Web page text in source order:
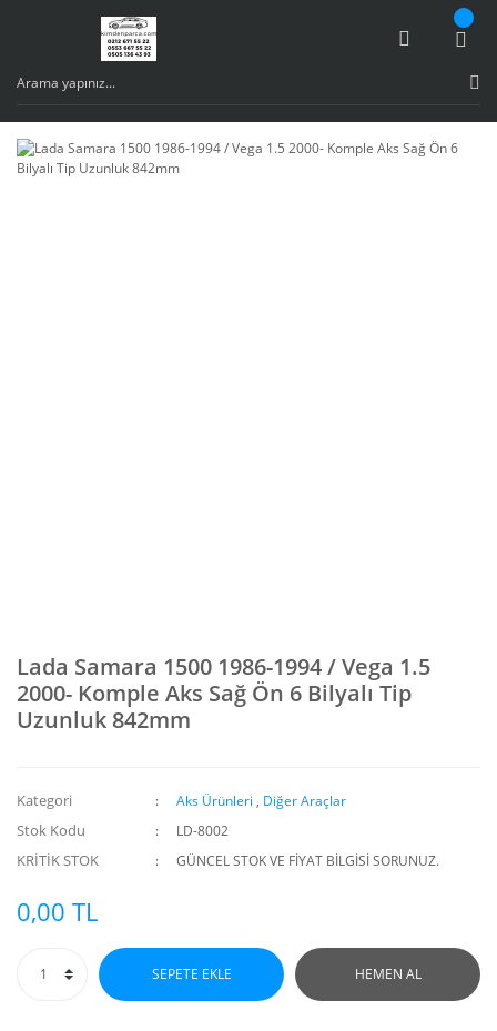
Lada Samara 1500 1986-1994 / Vega 1.5
2000- Komple Aks Sağ Ön 6 Bilyalı Tip
Uzunluk 842mm
Kategori Aks Ürünleri , Diğer Araçlar
Stok Kodu LD-8002
KRİTİK STOK GÜNCEL STOK VE FİYAT BİLGİSİ SORUNUZ.
0,00 TL
SEPETE EKLE HEMEN AL